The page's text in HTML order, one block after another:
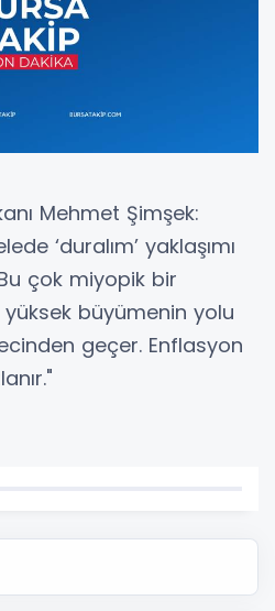
Mehmet Şimşek:
‘duralım’ yaklaşımı
çok miyopik bir
yüksek büyümenin yolu
geçer. Enflasyon